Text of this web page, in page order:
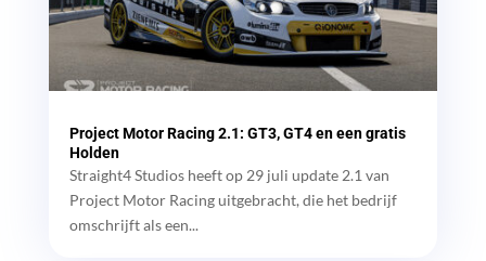
Project Motor Racing 2.1: GT3, GT4 en een gratis
Holden
Straight4 Studios heeft op 29 juli update 2.1 van
Project Motor Racing uitgebracht, die het bedrijf
omschrijft als een...